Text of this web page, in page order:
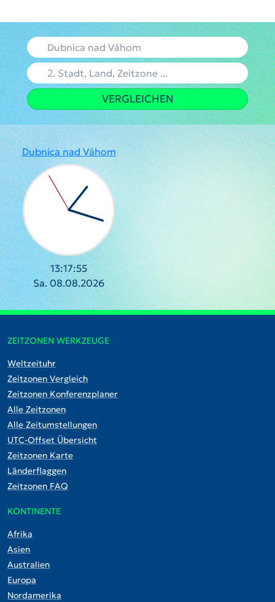
VERGLEICHEN
Dubnica nad Váhom
13:17:56
Sa. 08.08.2026
ZEITZONEN WERKZEUGE
Weltzeituhr
Zeitzonen Vergleich
Zeitzonen Konferenzplaner
Alle Zeitzonen
Alle Zeitumstellungen
UTC-Offset Übersicht
Zeitzonen Karte
Länderflaggen
Zeitzonen FAQ
KONTINENTE
Afrika
Asien
Australien
Europa
Nordamerika